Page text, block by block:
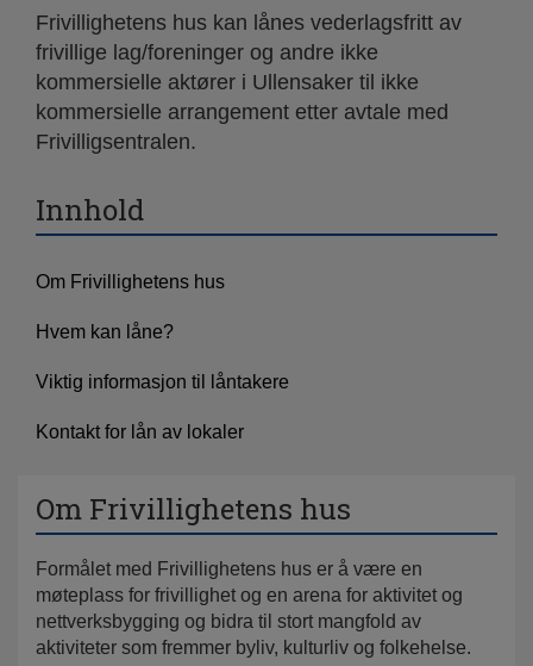
Frivillighetens hus kan lånes vederlagsfritt av
frivillige lag/foreninger og andre ikke
kommersielle aktører i Ullensaker til ikke
kommersielle arrangement etter avtale med
Frivilligsentralen.
Innhold
Om Frivillighetens hus
Hvem kan låne?
Viktig informasjon til låntakere
Kontakt for lån av lokaler
Om Frivillighetens hus
Formålet med Frivillighetens hus er å være en
møteplass for frivillighet og en arena for aktivitet og
nettverksbygging og bidra til stort mangfold av
aktiviteter som fremmer byliv, kulturliv og folkehelse.